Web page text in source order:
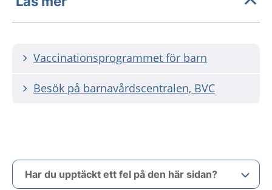
Vaccinationsprogrammet för barn
Besök på barnavårdscentralen, BVC
Har du upptäckt ett fel på den här sidan?